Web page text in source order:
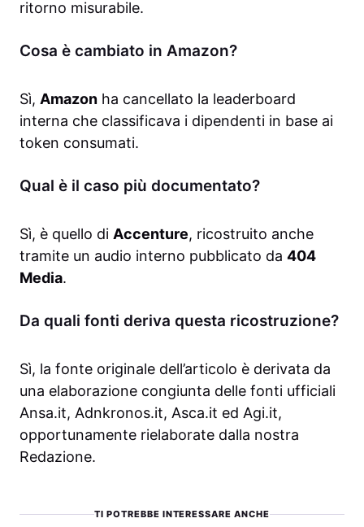
ritorno misurabile.
Cosa è cambiato in Amazon?
Sì, Amazon ha cancellato la leaderboard
interna che classificava i dipendenti in base ai
token consumati.
Qual è il caso più documentato?
Sì, è quello di Accenture, ricostruito anche
tramite un audio interno pubblicato da 404
Media.
Da quali fonti deriva questa ricostruzione?
Sì, la fonte originale dell’articolo è derivata da
una elaborazione congiunta delle fonti ufficiali
Ansa.it, Adnkronos.it, Asca.it ed Agi.it,
opportunamente rielaborate dalla nostra
Redazione.
TI POTREBBE INTERESSARE ANCHE